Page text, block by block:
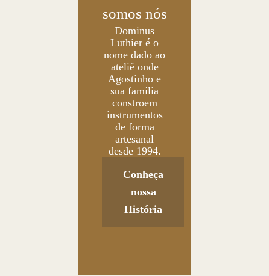
somos nós
Dominus
Luthier é o
nome dado ao
ateliê onde
Agostinho e
sua família
constroem
instrumentos
de forma
artesanal
desde 1994.
Conheça
nossa
História